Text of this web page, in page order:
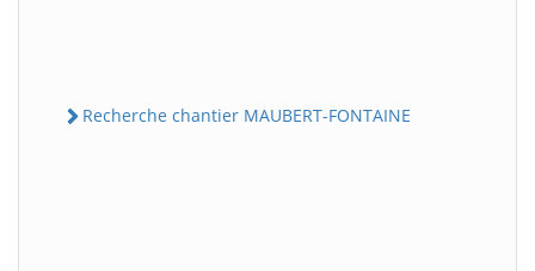
Recherche chantier MAUBERT-FONTAINE